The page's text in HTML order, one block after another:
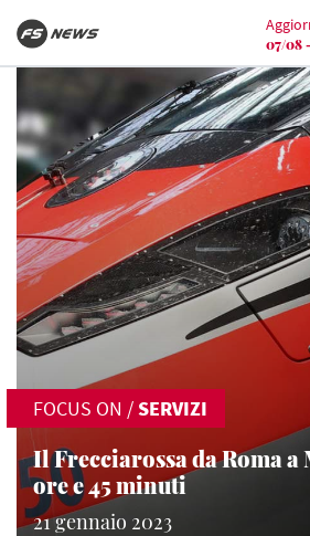
07/08
FOCUS ON /SERVIZI
Il Frecciarossa da Roma
ore e 45 minuti
21 gennaio 2023